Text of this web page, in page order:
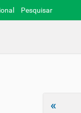
Pesquisar
«